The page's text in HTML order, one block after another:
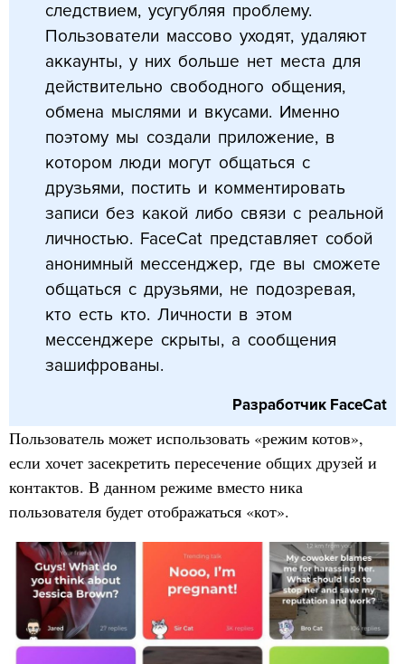
следствием, усугубляя проблему.
Пользователи массово уходят, удаляют
аккаунты, у них больше нет места для
действительно свободного общения,
обмена мыслями и вкусами. Именно
поэтому мы создали приложение, в
котором люди могут общаться с
друзьями, постить и комментировать
записи без какой либо связи с реальной
личностью. FaceCat представляет собой
анонимный мессенджер, где вы сможете
общаться с друзьями, не подозревая,
кто есть кто. Личности в этом
мессенджере скрыты, а сообщения
зашифрованы.
Разработчик FaceCat
Пользователь может использовать «режим котов»,
если хочет засекретить пересечение общих друзей и
контактов. В данном режиме вместо ника
пользователя будет отображаться «кот».